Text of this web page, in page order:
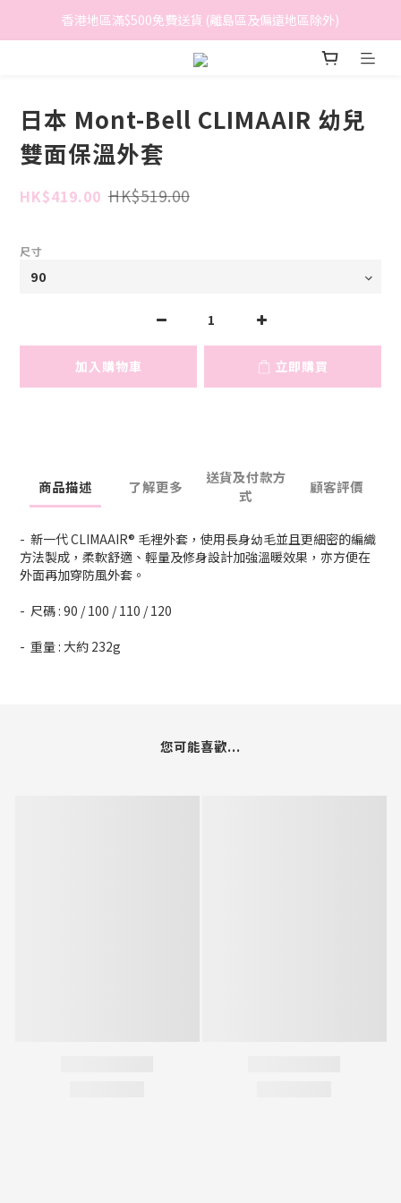
香港地區滿$500免費送貨 (離島區及偏遠地區除外)
香港地區滿$500免費送貨 (離島區及偏遠地區除外)
BreeziB 會員享有額外折扣及積分優惠
日本 Mont-Bell CLIMAAIR 幼兒
雙面保溫外套
HK$419.00 HK$519.00
尺寸
加入購物車 立即購買
商品描述 了解更多
送貨及付款方
式
顧客評價
- 新一代 CLIMAAIR® 毛裡外套，使用長身幼毛並且更細密的編織
方法製成，柔軟舒適、輕量及修身設計加強溫暖效果，亦方便在
外面再加穿防風外套。
- 尺碼 : 90 / 100 / 110 / 120
- 重量 : 大約 232g
您可能喜歡...